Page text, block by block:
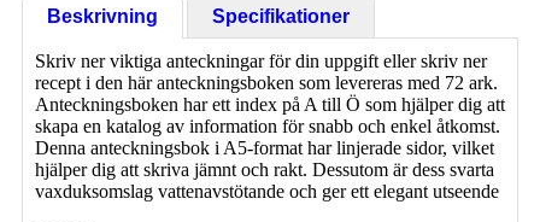
Beskrivning
Specifikationer
Skriv ner viktiga anteckningar för din uppgift eller skriv ner
recept i den här anteckningsboken som levereras med 72 ark.
Anteckningsboken har ett index på A till Ö som hjälper dig att
skapa en katalog av information för snabb och enkel åtkomst.
Denna anteckningsbok i A5-format har linjerade sidor, vilket
hjälper dig att skriva jämnt och rakt. Dessutom är dess svarta
vaxduksomslag vattenavstötande och ger ett elegant utseende